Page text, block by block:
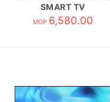
SMART TV
UA55M70HAJXZK
MOP 6,580.00